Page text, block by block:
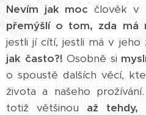
Nevím jak moc člověk v
přemýšlí o tom, zda má
jestli jí cítí, jestli má v jeho
jak často?! Osobně si
o spoustě dalších věcí,
života a našeho prožívání.
totiž většinou až tehdy,